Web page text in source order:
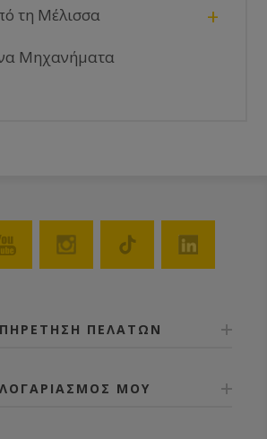
τη Μέλισσα +
Μηχανήματα
ΠΕΛΑΤΩΝ
ΜΟΥ